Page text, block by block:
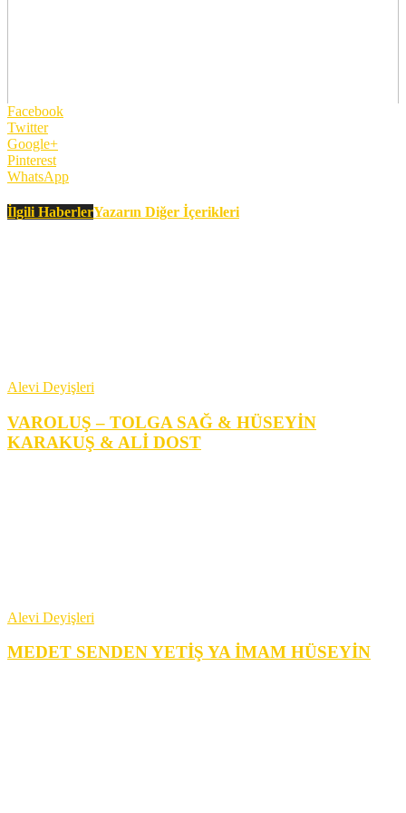
Facebook
Twitter
Google+
Pinterest
WhatsApp
İlgili HaberlerYazarın Diğer İçerikleri
Alevi Deyişleri
VAROLUŞ – TOLGA SAĞ & HÜSEYİN
KARAKUŞ & ALİ DOST
Alevi Deyişleri
MEDET SENDEN YETİŞ YA İMAM HÜSEYİN